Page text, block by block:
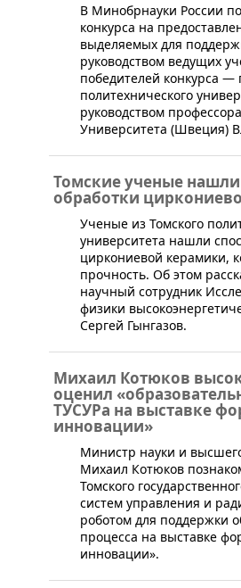
В Минобрнауки России
конкурса на
выделяемых для
руководством ведущих
победителей конкурса —
политехнического
руководством
Университета (Швеция)
Томские ученые нашли
обработки
​Ученые из Томского
университета нашли
циркониевой керамики,
прочность. Об этом
научный сотрудник
физики
Сергей Гынгазов.
Михаил Котюков
оценил
ТУСУРа на выставке
инновации»
Министр науки и
Михаил Котюков
Томского
систем управления и
роботом для поддержки
процесса на выставке
инновации».